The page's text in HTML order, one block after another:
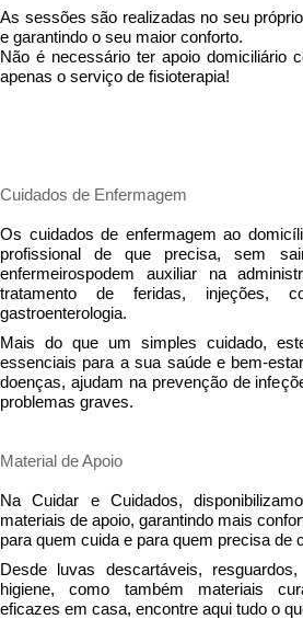
As sessões são realizadas no seu
e garantindo o seu maior conforto.
Não é necessário ter apoio domiciliário
apenas o serviço de fisioterapia!
Cuidados de Enfermagem
Os cuidados de enfermagem ao
profissional de que precisa, sem
enfermeirospodem auxiliar na
tratamento de feridas, injeções,
gastroenterologia.
Mais do que um simples cuidado,
essenciais para a sua saúde e bem-
doenças, ajudam na prevenção de
problemas graves.
Material de Apoio
Na Cuidar e Cuidados,
materiais de apoio, garantindo mais
para quem cuida e para quem precisa de
Desde luvas descartáveis,
higiene, como também materiais
eficazes em casa, encontre aqui tudo o